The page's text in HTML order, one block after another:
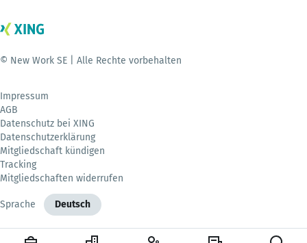
© New Work SE | Alle Rechte vorbehalten
Impressum
AGB
Datenschutz bei XING
Datenschutzerklärung
Mitgliedschaft kündigen
Tracking
Mitgliedschaften widerrufen
Sprache Deutsch